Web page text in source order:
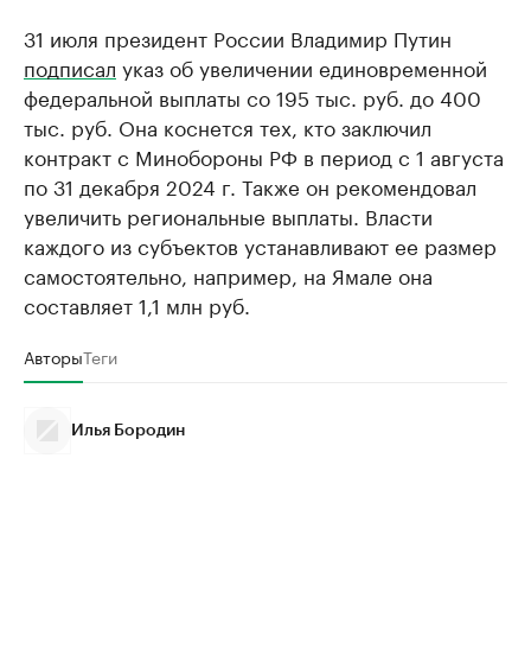
31 июля президент России Владимир Путин
подписал указ об увеличении единовременной
федеральной выплаты со 195 тыс. руб. до 400
тыс. руб. Она коснется тех, кто заключил
контракт с Минобороны РФ в период с 1 августа
по 31 декабря 2024 г. Также он рекомендовал
увеличить региональные выплаты. Власти
каждого из субъектов устанавливают ее размер
самостоятельно, например, на Ямале она
составляет 1,1 млн руб.
АвторыТеги
Илья Бородин